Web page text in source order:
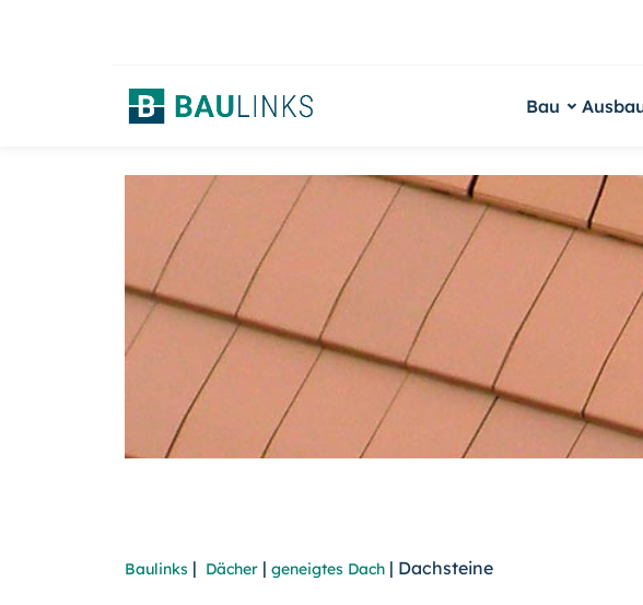
Bau
Baulinks | Dächer | geneigtes Dach | Dachsteine